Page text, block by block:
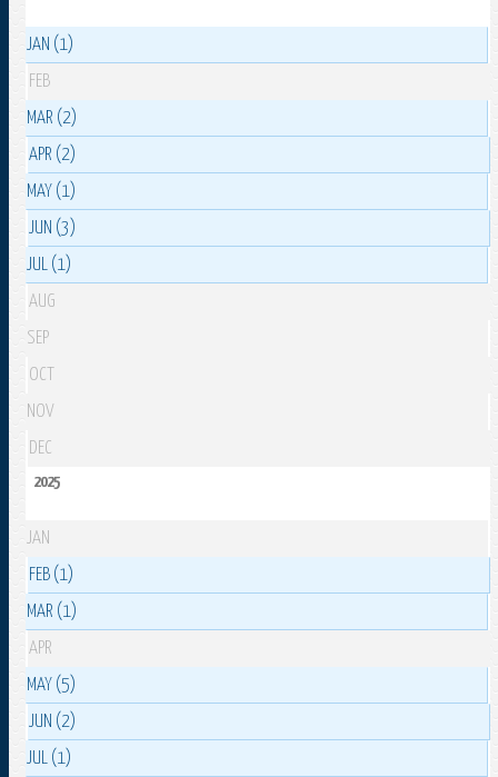
JAN (1)
FEB
MAR (2)
APR (2)
MAY (1)
JUN (3)
JUL (1)
AUG
SEP
OCT
NOV
DEC
2025
JAN
FEB (1)
MAR (1)
APR
MAY (5)
JUN (2)
JUL (1)